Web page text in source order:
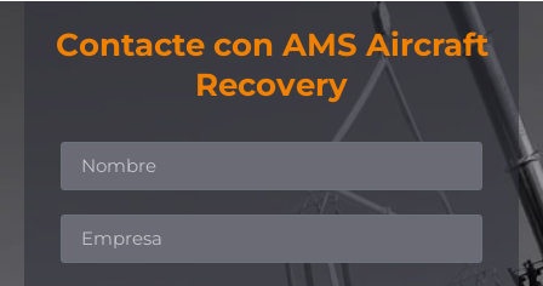
Contacte con AMS Aircraft
Recovery